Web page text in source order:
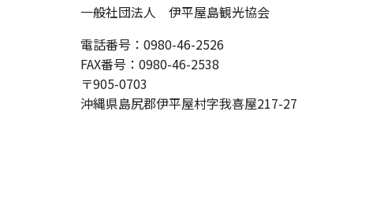
一般社団法人 伊平屋島観光協会
電話番号：0980-46-2526
FAX番号：0980-46-2538
〒905-0703
沖縄県島尻郡伊平屋村字我喜屋217-27